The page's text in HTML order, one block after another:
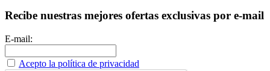
Recibe nuestras mejores ofertas exclusivas por e-mail
E-mail:
Acepto la política de privacidad